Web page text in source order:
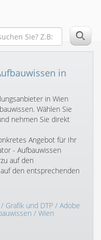
in
in Wien
Wählen Sie
nehmen Sie direkt
Angebot für Ihr
- Aufbauwissen
auf den
den entsprechenden
Grafik und DTP / Adobe
/ Wien